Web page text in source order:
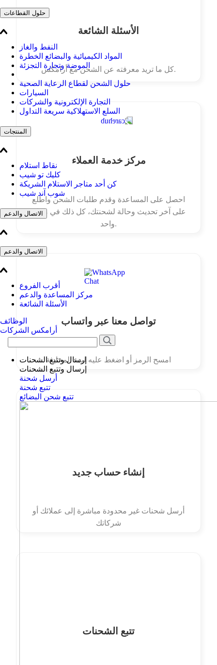
حلول القطاعات
النفط والغاز
المواد الكيميائية والبضائع الخطرة
الموضة وتجارة التجزئة
حلول الشحن لقطاع الرعاية الصحية
السيارات
التجارة الإلكترونية والشركات
السلع الاستهلاكية سريعة التداول
المنتجات
نقاط استلام
كليك تو شيب
كن أحد متاجر الاستلام الشريكة
شوب آند شيب
الاتصال والدعم
الاتصال والدعم
أقرب الفروع
مركز المساعدة والدعم
الأسئلة الشائعة
الوظائف
أرامكس الشركات
إرسال وتتبع الشحنات
إرسال وتتبع الشحنات
أرسل شحنة
تتبع شحنة
تتبع شحن البضائع
الأسئلة الشائعة
كل ما تريد معرفته عن الشحن مع أرامكس.
مركز خدمة العملاء
احصل على المساعدة وقدم طلبات الشحن واطلع
على آخر تحديث وحالة لشحنتك، كل ذلك في مكان
واحد.
تواصل معنا عبر واتساب
امسح الرمز أو اضغط عليه لبدء المحادثة
إنشاء حساب جديد
أرسل شحنات غير محدودة مباشرة إلى عملائك أو
شركاتك
تتبع الشحنات